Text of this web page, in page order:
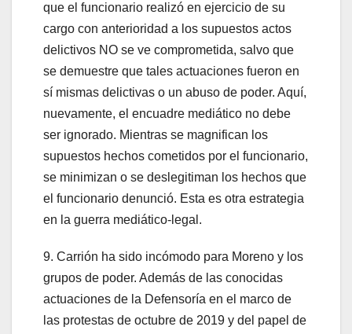
que el funcionario realizó en ejercicio de su
cargo con anterioridad a los supuestos actos
delictivos NO se ve comprometida, salvo que
se demuestre que tales actuaciones fueron en
sí mismas delictivas o un abuso de poder. Aquí,
nuevamente, el encuadre mediático no debe
ser ignorado. Mientras se magnifican los
supuestos hechos cometidos por el funcionario,
se minimizan o se deslegitiman los hechos que
el funcionario denunció. Esta es otra estrategia
en la guerra mediático-legal.
9. Carrión ha sido incómodo para Moreno y los
grupos de poder. Además de las conocidas
actuaciones de la Defensoría en el marco de
las protestas de octubre de 2019 y del papel de